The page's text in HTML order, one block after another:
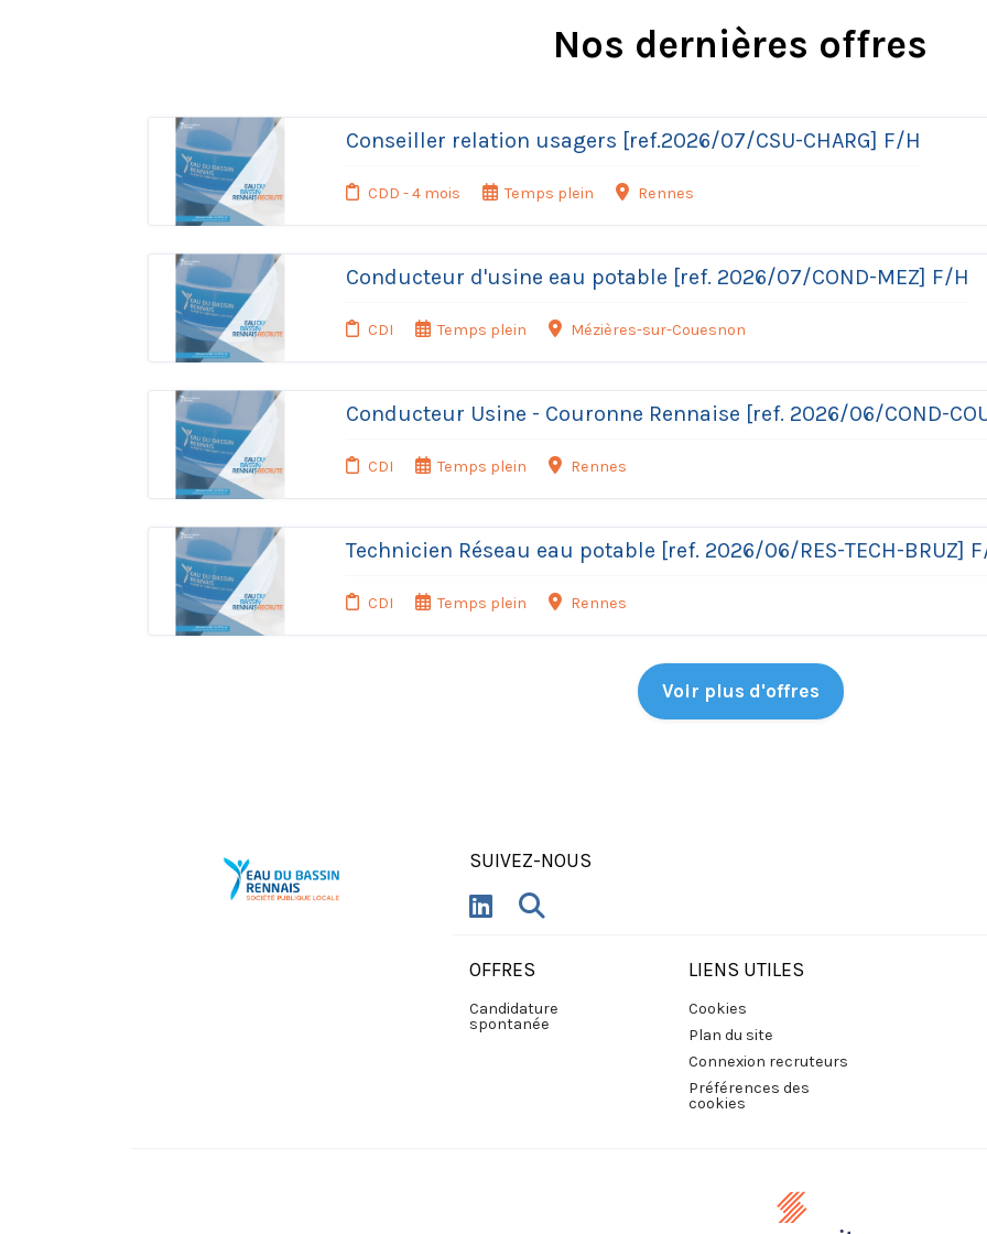
Nos dernières offres
Conseiller relation usagers [ref.2026/07/CSU-CHARG] F/H
CDD - 4 mois Temps plein Rennes
Conducteur d'usine eau potable [ref. 2026/07/COND-MEZ] F/H
CDI Temps plein Mézières-sur-Couesnon
Conducteur Usine - Couronne Rennaise [ref. 2026/06/COND-
CDI Temps plein Rennes
Technicien Réseau eau potable [ref. 2026/06/RES-TECH-BRUZ]
CDI Temps plein Rennes
Voir plus d'offres
SUIVEZ-NOUS
OFFRES
Candidature
spontanée
LIENS UTILES
Cookies
Plan du site
Connexion recruteurs
Préférences des
cookies